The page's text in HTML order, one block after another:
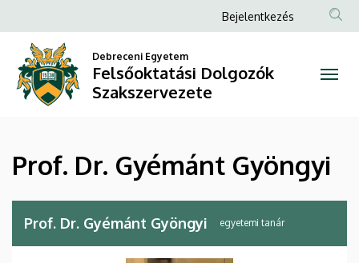
Dr.
Gyémánt
Gyöngyi
Felsőoktatási
Dolgozók
Szakszervezete
a
tartalomra
Anonim
fiók
menüje
Bejelentkezés
Debreceni Egyetem
Felsőoktatási Dolgozók
Szakszervezete
Prof. Dr. Gyémánt Gyöngyi
Prof. Dr. Gyémánt Gyöngyi egyetemi tanár